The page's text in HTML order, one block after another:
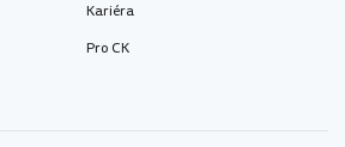
Kariéra
Pro CK